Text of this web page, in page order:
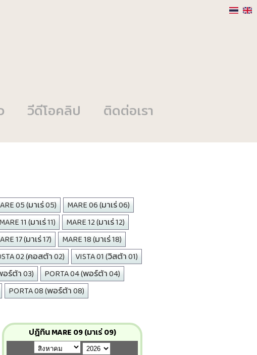
วีดีโอคลิป ติดต่อเรา
05 (มาเร่ 05)
MARE 06 (มาเร่ 06)
11 (มาเร่ 11)
MARE 12 (มาเร่ 12)
17 (มาเร่ 17)
MARE 18 (มาเร่ 18)
02 (คอสต้า 02)
VISTA 01 (วิสต้า 01)
อร์ต้า 03)
PORTA 04 (พอร์ต้า 04)
PORTA 08 (พอร์ต้า 08)
ปฏิทิน MARE 09 (มาเร่ 09)